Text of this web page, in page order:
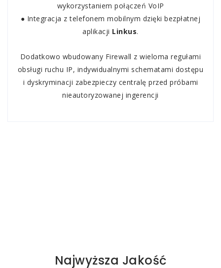
wykorzystaniem połączeń VoIP
● Integracja z telefonem mobilnym dzięki bezpłatnej
aplikacji Linkus.
Dodatkowo wbudowany Firewall z wieloma regułami
obsługi ruchu IP, indywidualnymi schematami dostępu
i dyskryminacji zabezpieczy centralę przed próbami
nieautoryzowanej ingerencji
Najwyższa Jakość